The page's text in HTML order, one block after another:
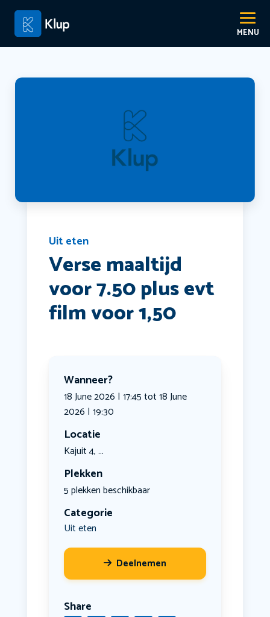
Uit eten
Verse maaltijd
voor 7.50 plus evt
film voor 1,50
Wanneer?
18 June 2026 | 17:45 tot 18 June
2026 | 19:30
Locatie
Kajuit 4, ...
Plekken
5 plekken beschikbaar
Categorie
Uit eten
Deelnemen
Share